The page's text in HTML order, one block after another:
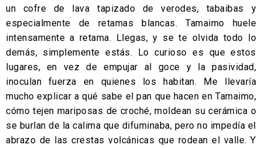
un cofre de lava tapizado de verodes, tabaibas y
especialmente de retamas blancas. Tamaimo huele
intensamente a retama. Llegas, y se te olvida todo lo
demás, simplemente estás. Lo curioso es que estos
lugares, en vez de empujar al goce y la pasividad,
inoculan fuerza en quienes los habitan. Me llevaría
mucho explicar a qué sabe el pan que hacen en Tamaimo,
cómo tejen mariposas de croché, moldean su cerámica o
se burlan de la calima que difuminaba, pero no impedía el
abrazo de las crestas volcánicas que rodean el valle. Y